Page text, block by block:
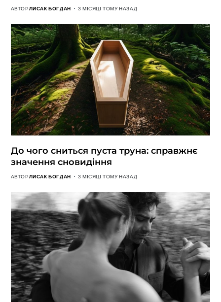
АВТОРЛИСАК БОГДАН 3 МІСЯЦІ ТОМУ НАЗАД
До чого сниться пуста труна: справжнє
значення сновидіння
АВТОРЛИСАК БОГДАН 3 МІСЯЦІ ТОМУ НАЗАД